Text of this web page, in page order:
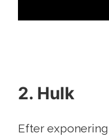
2. Hulk
Efter